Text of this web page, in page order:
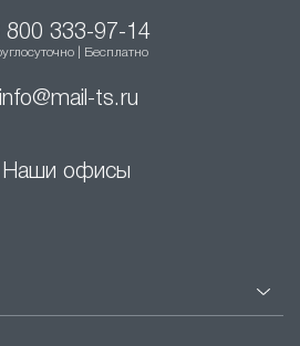
800 333-97-14
| Бесплатно
info@mail-ts.ru
Наши офисы